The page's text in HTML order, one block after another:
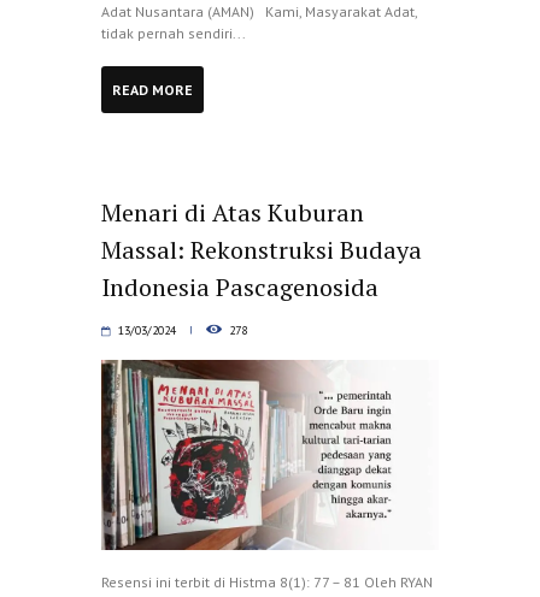
Adat Nusantara (AMAN) Kami, Masyarakat Adat,
tidak pernah sendiri...
READ MORE
Menari di Atas Kuburan
Massal: Rekonstruksi Budaya
Indonesia Pascagenosida
13/03/2024 278
Resensi ini terbit di Histma 8(1): 77 – 81 Oleh RYAN